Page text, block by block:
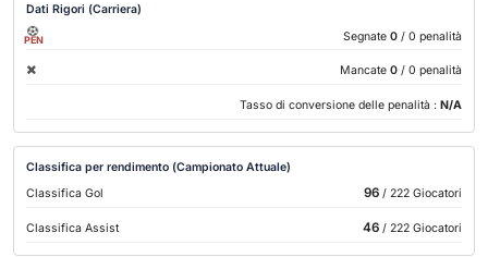
Dati Rigori (Carriera)
PEN Segnate 0 / 0 penalità
Mancate 0 / 0 penalità
Tasso di conversione delle penalità : N/A
Classifica per rendimento (Campionato Attuale)
Classifica Gol
96/ 222 Giocatori
Classifica Assist 46/ 222 Giocatori